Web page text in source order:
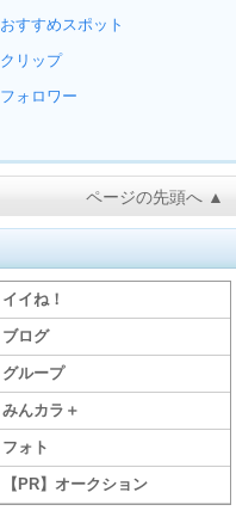
おすすめスポット
クリップ
フォロワー
ページの先頭へ ▲
イイね！
ブログ
グループ
みんカラ＋
フォト
【PR】オークション